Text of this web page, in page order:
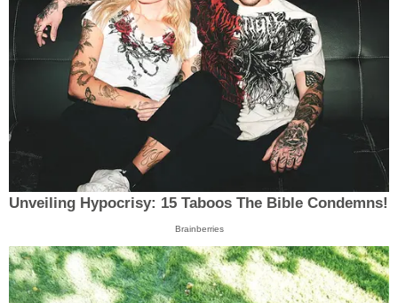
Unveiling Hypocrisy: 15 Taboos The Bible Condemns!
Brainberries